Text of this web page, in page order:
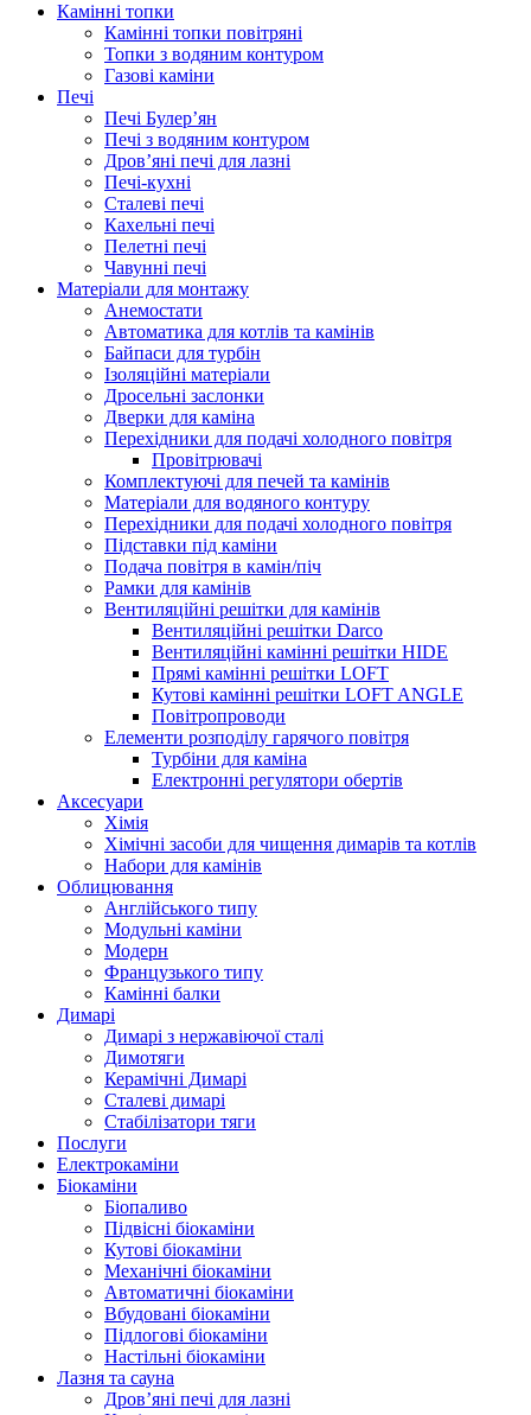
Камінні топки
Камінні топки повітряні
Топки з водяним контуром
Газові каміни
Печі
Печі Булер’ян
Печі з водяним контуром
Дров’яні печі для лазні
Печі-кухні
Сталеві печі
Кахельні печі
Пелетні печі
Чавунні печі
Матеріали для монтажу
Анемостати
Автоматика для котлів та камінів
Байпаси для турбін
Ізоляційні матеріали
Дросельні заслонки
Дверки для каміна
Перехідники для подачі холодного повітря
Провітрювачі
Комплектуючі для печей та камінів
Матеріали для водяного контуру
Перехідники для подачі холодного повітря
Підставки під каміни
Подача повітря в камін/піч
Рамки для камінів
Вентиляційні решітки для камінів
Вентиляційні решітки Darco
Вентиляційні камінні решітки HIDE
Прямі камінні решітки LOFT
Кутові камінні решітки LOFT ANGLE
Повітропроводи
Елементи розподілу гарячого повітря
Турбіни для каміна
Електронні регулятори обертів
Аксесуари
Хімія
Хімічні засоби для чищення димарів та котлів
Набори для камінів
Облицювання
Англійського типу
Модульні каміни
Модерн
Французького типу
Камінні балки
Димарі
Димарі з нержавіючої сталі
Димотяги
Керамічні Димарі
Сталеві димарі
Стабілізатори тяги
Послуги
Електрокаміни
Біокаміни
Біопаливо
Підвісні біокаміни
Кутові біокаміни
Механічні біокаміни
Автоматичні біокаміни
Вбудовані біокаміни
Підлогові біокаміни
Настільні біокаміни
Лазня та сауна
Дров’яні печі для лазні